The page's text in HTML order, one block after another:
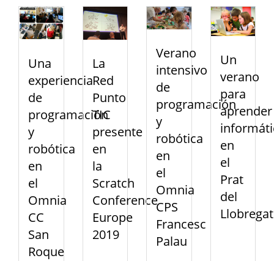
Una
experiencia
de
programación
y
robótica
en
el
Omnia
CC
San
Roque
La
Red
Punto
TIC
presente
en
la
Scratch
Conference
Europe
2019
Verano
intensivo
de
programación
y
robótica
en
el
Omnia
CPS
Francesc
Palau
Un
verano
para
aprender
en
el
Prat
del
Llobregat